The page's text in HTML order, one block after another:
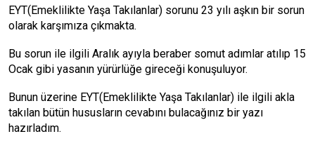
EYT(Emeklilikte Yaşa Takılanlar) sorunu 23 yılı aşkın bir sorun
olarak karşımıza çıkmakta.
Bu sorun ile ilgili Aralık ayıyla beraber somut adımlar atılıp 15
Ocak gibi yasanın yürürlüğe gireceği konuşuluyor.
Bunun üzerine EYT(Emeklilikte Yaşa Takılanlar) ile ilgili akla
takılan bütün hususların cevabını bulacağınız bir yazı
hazırladım.